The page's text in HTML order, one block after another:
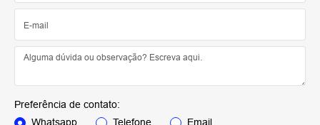
Preferência de contato:
Whatsapp
Telefone Email